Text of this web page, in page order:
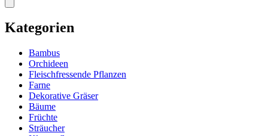
Kategorien
Bambus
Orchideen
Fleischfressende Pflanzen
Farne
Dekorative Gräser
Bäume
Früchte
Sträucher